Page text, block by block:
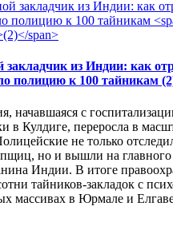
закладчик из Индии: как
полицию к 100 тайникам
начавшаяся с
в Кулдиге, переросла в
не только
но и вышли на
Индии. В итоге
тайников-закладок с
массивах в Юрмале и